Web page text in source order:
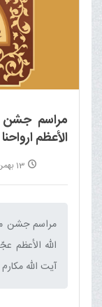
مراسم جشن
الأعظم
13 بهمن 1404
مراسم جشن
الله الأعظم
آیت الله